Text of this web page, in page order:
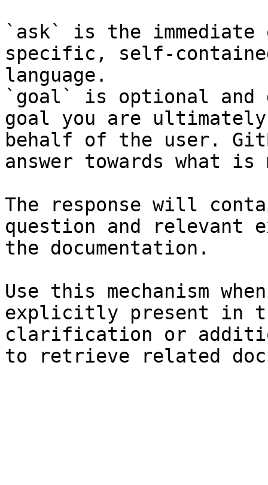
`ask` is the
specific, self-
language.
`goal` is optional and
goal you are
behalf of the user.
answer towards what
The response will
question and relevant
the documentation.
Use this mechanism
explicitly present in
clarification or